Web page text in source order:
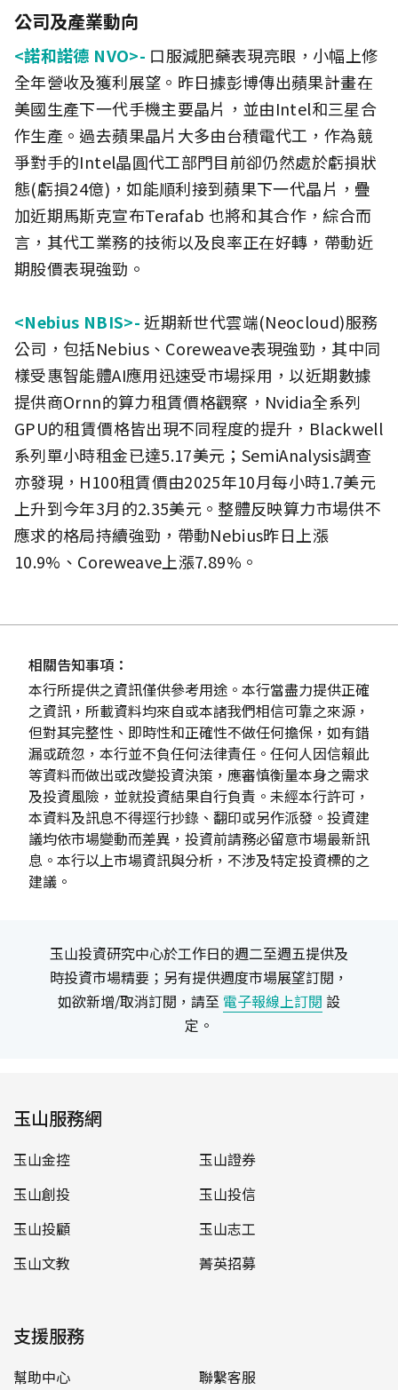
公司及產業動向
<諾和諾德 NVO>- 口服減肥藥表現亮眼，小幅上修
全年營收及獲利展望。昨日據彭博傳出蘋果計畫在
美國生產下一代手機主要晶片，並由Intel和三星合
作生產。過去蘋果晶片大多由台積電代工，作為競
爭對手的Intel晶圓代工部門目前卻仍然處於虧損狀
態(虧損24億)，如能順利接到蘋果下一代晶片，疊
加近期馬斯克宣布Terafab 也將和其合作，綜合而
言，其代工業務的技術以及良率正在好轉，帶動近
期股價表現強勁。
<Nebius NBIS>- 近期新世代雲端(Neocloud)服務
公司，包括Nebius、Coreweave表現強勁，其中同
樣受惠智能體AI應用迅速受市場採用，以近期數據
提供商Ornn的算力租賃價格觀察，Nvidia全系列
GPU的租賃價格皆出現不同程度的提升，Blackwell
系列單小時租金已達5.17美元；SemiAnalysis調查
亦發現，H100租賃價由2025年10月每小時1.7美元
上升到今年3月的2.35美元。整體反映算力市場供不
應求的格局持續強勁，帶動Nebius昨日上漲
10.9%、Coreweave上漲7.89%。
相關告知事項：
本行所提供之資訊僅供參考用途。本行當盡力提供正確
之資訊，所載資料均來自或本諸我們相信可靠之來源，
但對其完整性、即時性和正確性不做任何擔保，如有錯
漏或疏忽，本行並不負任何法律責任。任何人因信賴此
等資料而做出或改變投資決策，應審慎衡量本身之需求
及投資風險，並就投資結果自行負責。未經本行許可，
本資料及訊息不得逕行抄錄、翻印或另作派發。投資建
議均依市場變動而差異，投資前請務必留意市場最新訊
息。本行以上市場資訊與分析，不涉及特定投資標的之
建議。
玉山投資研究中心於工作日的週二至週五提供及
時投資市場精要；另有提供週度市場展望訂閱，
如欲新增/取消訂閱，請至 電子報線上訂閱 設
定。
玉山服務網
玉山金控
玉山證券
玉山創投
玉山投信
玉山投顧
玉山志工
玉山文教
菁英招募
支援服務
幫助中心
聯繫客服